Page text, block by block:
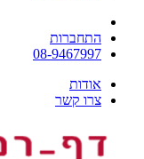
התחברות
08-9467997
אודות
צרו קשר